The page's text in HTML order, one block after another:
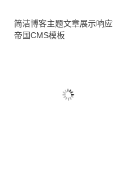
简洁博客主题文章展示响
帝国CMS模板